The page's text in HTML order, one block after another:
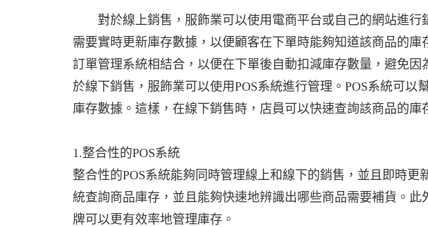
對於線上銷售，服飾業可以使用電商平台或自己的網站進行
需要實時更新庫存數據，以便顧客在下單時能夠知道該商品的
訂單管理系統相結合，以便在下單後自動扣減庫存數量，避免
於線下銷售，服飾業可以使用POS系統進行管理。POS系統可以
庫存數據。這樣，在線下銷售時，店員可以快速查詢該商品的庫
1.整合性的POS系統
整合性的POS系統能夠同時管理線上和線下的銷售，並且即時更
統查詢商品庫存，並且能夠快速地辨識出哪些商品需要補貨。
牌可以更有效率地管理庫存。